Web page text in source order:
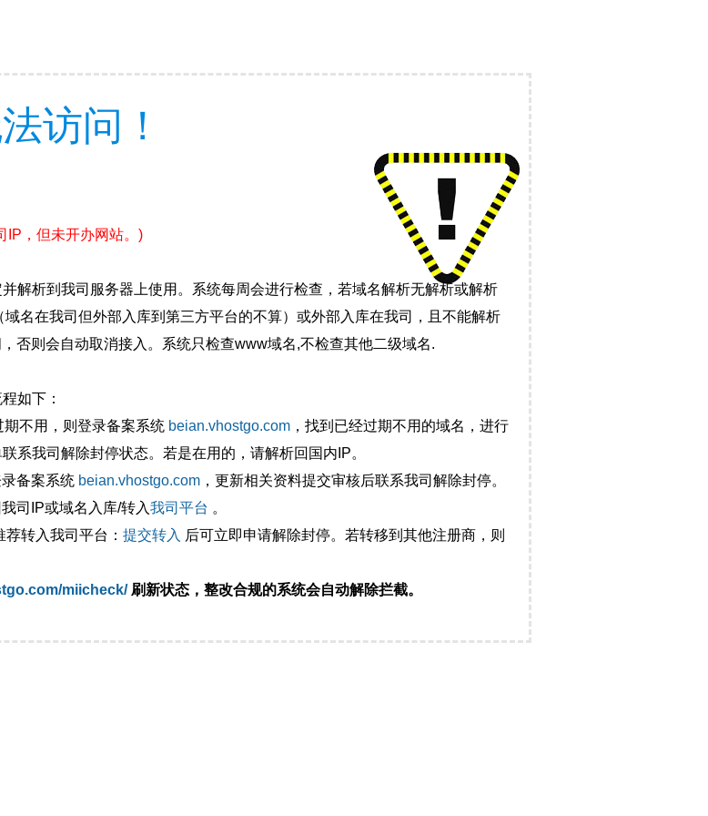
访问！
IP，但未开办网站。)
解析到我司服务器上使用。系统每周会进行检查，若域名解析无解析或解析
名在我司但外部入库到第三方平台的不算）或外部入库在我司，且不能解析
否则会自动取消接入。系统只检查www域名,不检查其他二级域名.
如下：
不用，则登录备案系统 beian.vhostgo.com ，找到已经过期不用的域名，进行
系我司解除封停状态。若是在用的，请解析回国内IP。
备案系统 beian.vhostgo.com ，更新相关资料提交审核后联系我司解除封停。
司IP或域名入库/转入我司平台 。
转入我司平台： 提交转入 后可立即申请解除封停。若转移到其他注册商，则
miicheck/刷新状态，整改合规的系统会自动解除拦截。